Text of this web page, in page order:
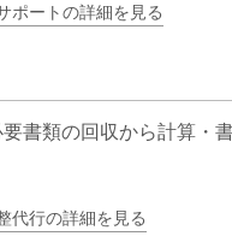
ポートの詳細を見る
書類の回収から計算・
代行の詳細を見る